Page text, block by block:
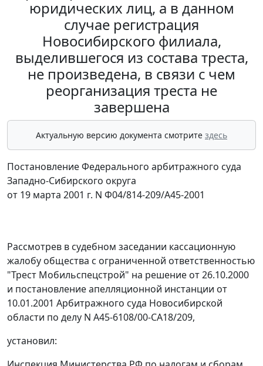
юридических лиц, а в данном
случае регистрация
Новосибирского филиала,
выделившегося из состава треста,
не произведена, в связи с чем
реорганизация треста не
завершена
Актуальную версию документа смотрите здесь
Постановление Федерального арбитражного суда
Западно-Сибирского округа
от 19 марта 2001 г. N Ф04/814-209/А45-2001
Рассмотрев в судебном заседании кассационную
жалобу общества с ограниченной ответственностью
"Трест Мобильспецстрой" на решение от 26.10.2000
и постановление апелляционной инстанции от
10.01.2001 Арбитражного суда Новосибирской
области по делу N А45-6108/00-СА18/209,
установил: